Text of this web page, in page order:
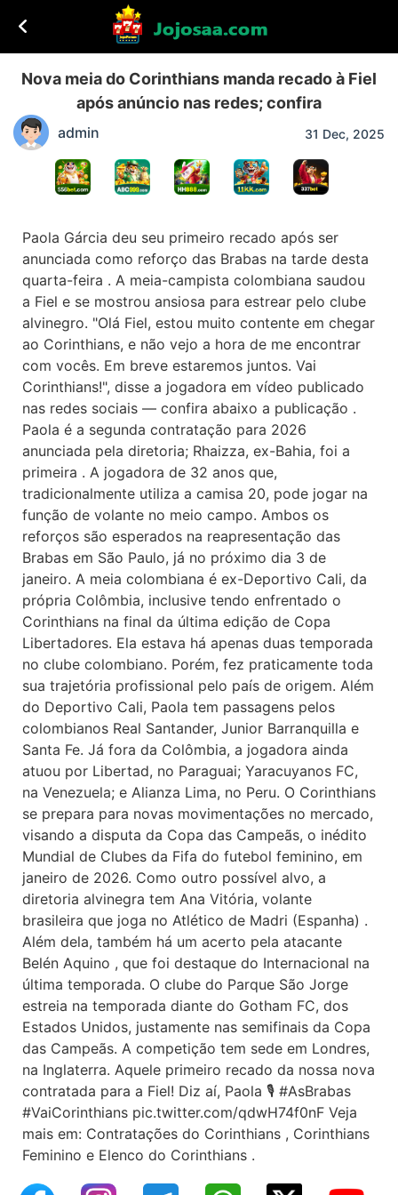
Nova meia do Corinthians manda recado à Fiel
após anúncio nas redes; confira
admin 31 Dec, 2025
Paola Gárcia deu seu primeiro recado após ser
anunciada como reforço das Brabas na tarde desta
quarta-feira . A meia-campista colombiana saudou
a Fiel e se mostrou ansiosa para estrear pelo clube
alvinegro. "Olá Fiel, estou muito contente em chegar
ao Corinthians, e não vejo a hora de me encontrar
com vocês. Em breve estaremos juntos. Vai
Corinthians!", disse a jogadora em vídeo publicado
nas redes sociais — confira abaixo a publicação .
Paola é a segunda contratação para 2026
anunciada pela diretoria; Rhaizza, ex-Bahia, foi a
primeira . A jogadora de 32 anos que,
tradicionalmente utiliza a camisa 20, pode jogar na
função de volante no meio campo. Ambos os
reforços são esperados na reapresentação das
Brabas em São Paulo, já no próximo dia 3 de
janeiro. A meia colombiana é ex-Deportivo Cali, da
própria Colômbia, inclusive tendo enfrentado o
Corinthians na final da última edição de Copa
Libertadores. Ela estava há apenas duas temporada
no clube colombiano. Porém, fez praticamente toda
sua trajetória profissional pelo país de origem. Além
do Deportivo Cali, Paola tem passagens pelos
colombianos Real Santander, Junior Barranquilla e
Santa Fe. Já fora da Colômbia, a jogadora ainda
atuou por Libertad, no Paraguai; Yaracuyanos FC,
na Venezuela; e Alianza Lima, no Peru. O Corinthians
se prepara para novas movimentações no mercado,
visando a disputa da Copa das Campeãs, o inédito
Mundial de Clubes da Fifa do futebol feminino, em
janeiro de 2026. Como outro possível alvo, a
diretoria alvinegra tem Ana Vitória, volante
brasileira que joga no Atlético de Madri (Espanha) .
Além dela, também há um acerto pela atacante
Belén Aquino , que foi destaque do Internacional na
última temporada. O clube do Parque São Jorge
estreia na temporada diante do Gotham FC, dos
Estados Unidos, justamente nas semifinais da Copa
das Campeãs. A competição tem sede em Londres,
na Inglaterra. Aquele primeiro recado da nossa nova
contratada para a Fiel! Diz aí, Paola 🎙️ #AsBrabas
#VaiCorinthians pic.twitter.com/qdwH74f0nF Veja
mais em: Contratações do Corinthians , Corinthians
Feminino e Elenco do Corinthians .